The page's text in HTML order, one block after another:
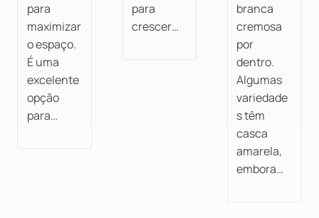
para
maximizar
o espaço.
É uma
excelente
opção
para…
para
crescer…
branca
cremosa
por
dentro.
Algumas
variedade
s têm
casca
amarela,
embora…